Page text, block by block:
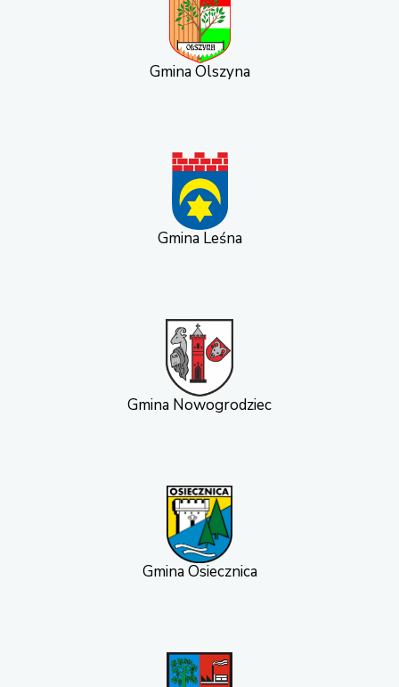
Gmina Olszyna
Gmina Leśna
Gmina Nowogrodziec
Gmina Osiecznica